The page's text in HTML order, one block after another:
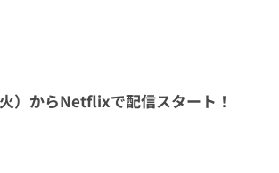
）からNetflixで配信スタート！